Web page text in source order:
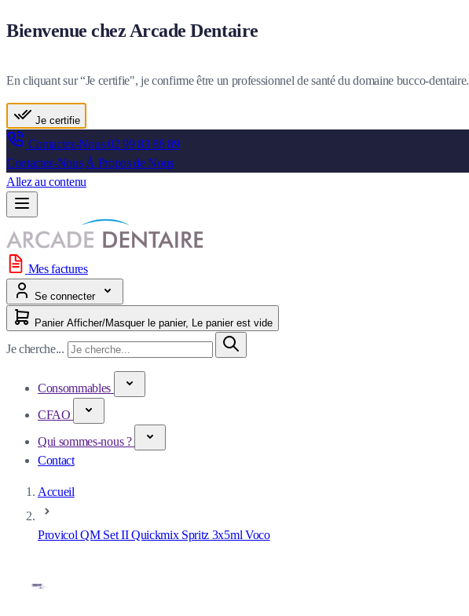
Bienvenue chez Arcade Dentaire
En cliquant sur “Je certifie", je confirme être un professionnel de santé du domaine bucco-dentaire.
Je certifie
Contactez-Nous02 99 83 88 89
Contactez-Nous À Propos de Nous
Allez au contenu
Mes factures
Se connecter
Panier Afficher/Masquer le panier, Le panier est vide
Je cherche...
Consommables
CFAO
Qui sommes-nous ?
Contact
Accueil
Provicol QM Set II Quickmix Spritz 3x5ml Voco